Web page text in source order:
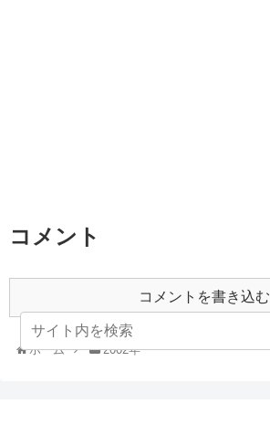
コメント
コメントを書き込む
ホーム 2002年